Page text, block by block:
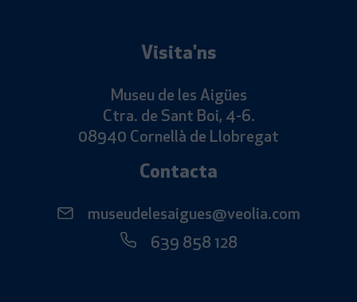
Visita'ns
Museu de les Aigües
Ctra. de Sant Boi, 4-6.
08940 Cornellà de Llobregat
Contacta
museudelesaigues@veolia.com
639 858 128